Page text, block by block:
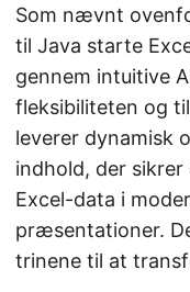
Som nævnt
til Java starte
gennem intuitive
fleksibiliteten og
leverer dynamisk
indhold, der
Excel-data i
præsentationer.
trinene til at